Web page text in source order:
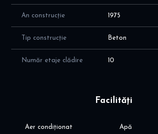
An construcție 1975
Tip construcție Beton
Număr etaje clădire 10
Facilități
Aer condiționat Apă